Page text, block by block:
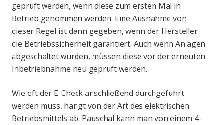
geprüft werden, wenn diese zum ersten Mal in
Betrieb genommen werden. Eine Ausnahme von
dieser Regel ist dann gegeben, wenn der Hersteller
die Betriebssicherheit garantiert. Auch wenn Anlagen
abgeschaltet wurden, müssen diese vor der erneuten
Inbetriebnahme neu geprüft werden.
Wie oft der E-Check anschließend durchgeführt
werden muss, hängt von der Art des elektrischen
Betriebsmittels ab. Pauschal kann man von einem 4-